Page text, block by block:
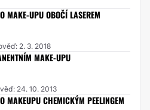
MAKE-UPU OBOČÍ LASEREM
2. 3. 2018
MAKE-UPU
24. 10. 2013
MAKEUPU CHEMICKÝM PEELINGEM